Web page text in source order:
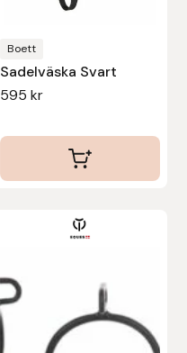
Boett
Sadelväska Svart
595 kr